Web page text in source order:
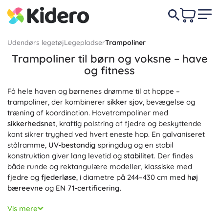
Udendørs legetøjLegepladserTrampoliner
Trampoliner til børn og voksne – have
og fitness
Få hele haven og børnenes drømme til at hoppe –
trampoliner, der kombinerer sikker sjov, bevægelse og
træning af koordination. Havetrampoliner med
sikkerhedsnet, kraftig polstring af fjedre og beskyttende
kant sikrer tryghed ved hvert eneste hop. En galvaniseret
stålramme, UV‑bestandig springdug og en stabil
konstruktion giver lang levetid og stabilitet. Der findes
både runde og rektangulære modeller, klassiske med
fjedre og fjederløse, i diametre på 244–430 cm med høj
bæreevne og EN 71‑certificering.
At hoppe på trampolin styrker kroppens kerne, forbedrer
balance og koordination og hjælper med at
Vis mere